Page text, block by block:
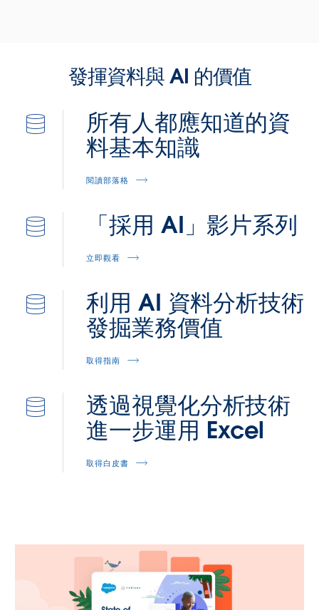
發揮資料與 AI 的價值
所有人都應知道的資
料基本知識
閱讀部落格
「採用 AI」影片系列
立即觀看
利用 AI 資料分析技術
發掘業務價值
取得指南
透過視覺化分析技術
進一步運用 Excel
取得白皮書